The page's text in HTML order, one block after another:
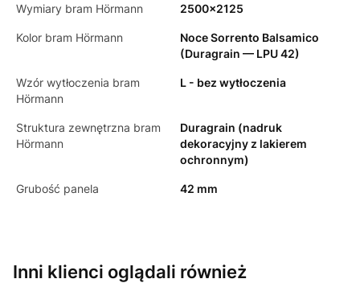
Wymiary bram Hörmann 2500x2125
Kolor bram Hörmann
Noce Sorrento Balsamico
(Duragrain — LPU 42)
Wzór wytłoczenia bram
Hörmann
L - bez wytłoczenia
Struktura zewnętrzna bram
Hörmann
Duragrain (nadruk
dekoracyjny z lakierem
ochronnym)
Grubość panela 42 mm
Inni klienci oglądali również